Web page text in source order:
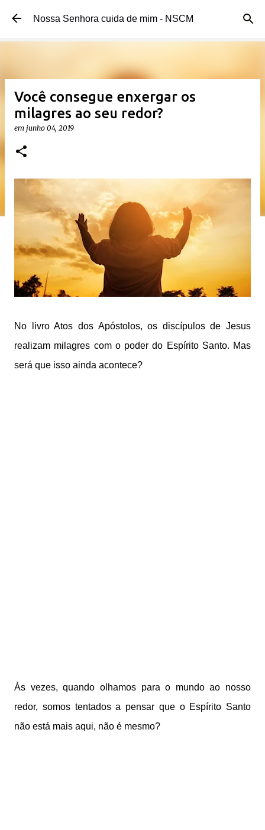
Pular para o conteúdo principal
Nossa Senhora cuida de mim - NSCM
Você consegue enxergar os
milagres ao seu redor?
em junho 04, 2019
No livro Atos dos Apóstolos, os discípulos de Jesus
realizam milagres com o poder do Espírito Santo. Mas
será que isso ainda acontece?
Às vezes, quando olhamos para o mundo ao nosso
redor, somos tentados a pensar que o Espírito Santo
não está mais aqui, não é mesmo?